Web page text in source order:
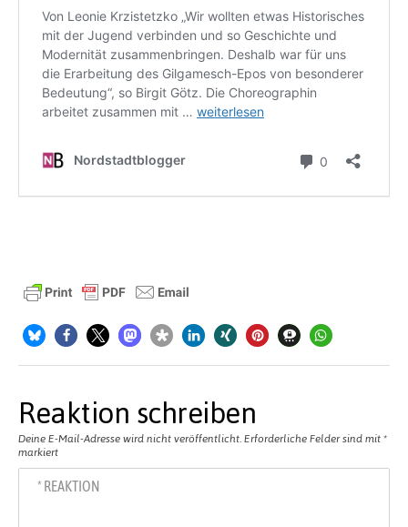
Reaktion schreiben
Deine E-Mail-Adresse wird nicht veröffentlicht. Erforderliche Felder sind mit *
markiert